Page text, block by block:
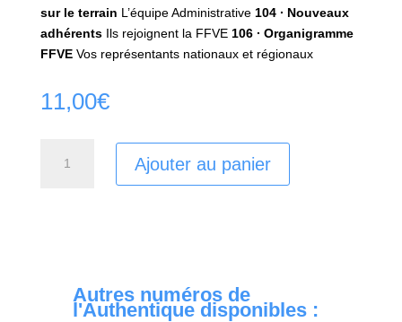
sur le terrain L’équipe Administrative 104 ∙ Nouveaux
adhérentsIls rejoignent la FFVE 106 ∙ Organigramme
FFVEVos représentants nationaux et régionaux
11,00€
L'Authentique
Ajouter au panier
Autres numéros de
l'Authentique disponibles :